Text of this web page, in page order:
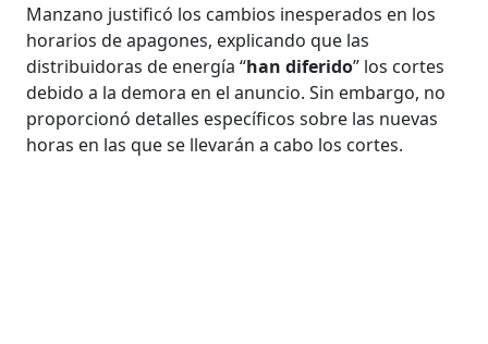
Manzano justificó los cambios inesperados en los
horarios de apagones, explicando que las
distribuidoras de energía “han diferido” los cortes
debido a la demora en el anuncio. Sin embargo, no
proporcionó detalles específicos sobre las nuevas
horas en las que se llevarán a cabo los cortes.